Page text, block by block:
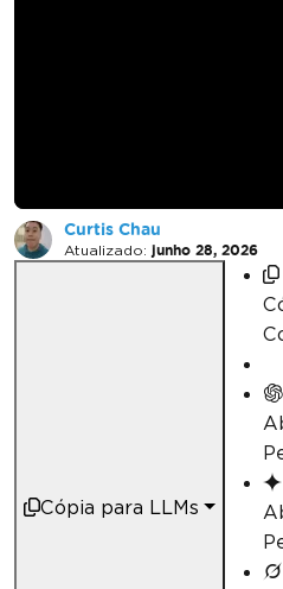
Curtis Chau
Atualizado: junho 28, 2026
Cópia para LLMs